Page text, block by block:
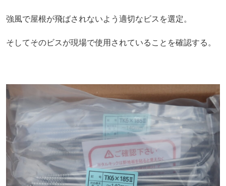
強風で屋根が飛ばされないよう適切なビスを選定。
そしてそのビスが現場で使用されていることを確認する。